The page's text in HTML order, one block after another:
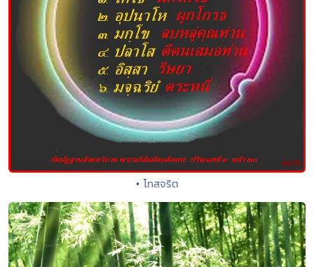
• โทสจริต